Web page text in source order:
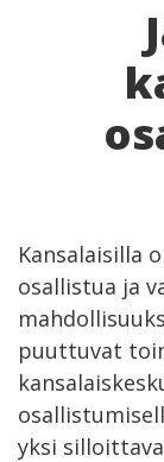
Kansalaisilla
osallistua ja
puuttuvat
yksi